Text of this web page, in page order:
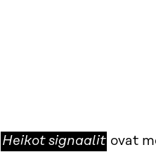
Heikot
Heikot signaalit ovat